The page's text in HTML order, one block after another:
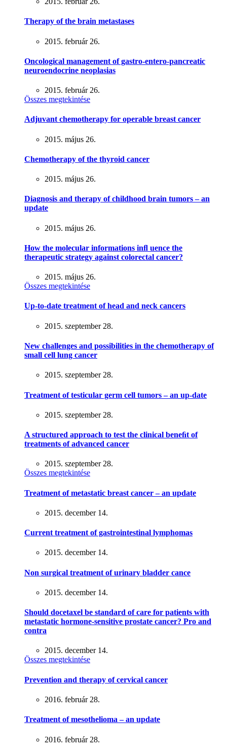
Therapy of the brain metastases
2015. február 26.
Oncological management of gastro-entero-pancreatic
neuroendocrine neoplasias
2015. február 26.
Összes megtekintése
Adjuvant chemotherapy for operable breast cancer
2015. május 26.
Chemotherapy of the thyroid cancer
2015. május 26.
Diagnosis and therapy of childhood brain tumors – an
update
2015. május 26.
How the molecular informations inﬂ uence the
therapeutic strategy against colorectal cancer?
2015. május 26.
Összes megtekintése
Up-to-date treatment of head and neck cancers
2015. szeptember 28.
New challenges and possibilities in the chemotherapy of
small cell lung cancer
2015. szeptember 28.
Treatment of testicular germ cell tumors – an up-date
2015. szeptember 28.
A structured approach to test the clinical beneﬁt of
treatments of advanced cancer
2015. szeptember 28.
Összes megtekintése
Treatment of metastatic breast cancer – an update
2015. december 14.
Current treatment of gastrointestinal lymphomas
2015. december 14.
Non surgical treatment of urinary bladder cance
2015. december 14.
Should docetaxel be standard of care for patients with
metastatic hormone-sensitive prostate cancer? Pro and
contra
2015. december 14.
Összes megtekintése
Prevention and therapy of cervical cancer
2016. február 28.
Treatment of mesothelioma – an update
2016. február 28.